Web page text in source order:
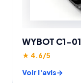
WYBOT C1-01
★ 4.6/5
Voir l'avis